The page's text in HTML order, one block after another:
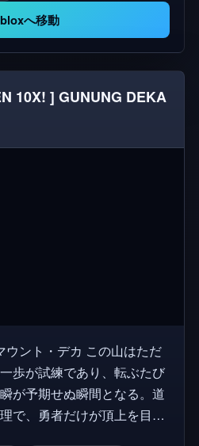
の登山者であることを証明
へ移動
10X! ] GUNUNG DEKA
歩が試練であり、転ぶたび
が予期せぬ瞬間となる。道
で、勇者だけが頂上を目指